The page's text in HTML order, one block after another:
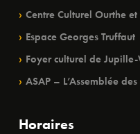
Centre Culturel Ourthe et
Espace Georges Truffaut
Foyer culturel de
ASAP – L’Assemblée
Horaires